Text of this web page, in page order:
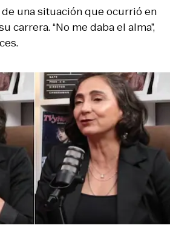
una situación que ocurrió en
carrera. “No me daba el alma”,